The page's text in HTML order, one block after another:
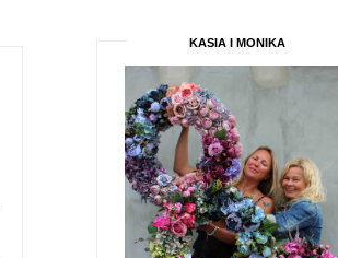
KASIA I MONIKA